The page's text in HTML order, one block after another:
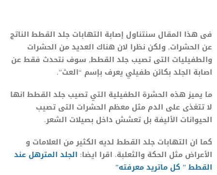
فى هذا المقال سنتناول إصابة التهابات جلد القطط الناتج
عن الحشرات, ولكن نظرا لان هناك العديد من الحشرات
والطفيليات التى تصيب جلد القطط, سوف نتحدث فقط عن
اصابة الجلد بكائن طفيلي يعرف بإسم “العث”.
ما يميز هذه الحشرة الطفيلية التي تصيب جلد القطط انها
لا تتغذى على الدم مثل معظم الحشرات التى تصيب
الحيوانات الأليفة بل تعشش داخل بصيلات الشعر.
كما ان التهابات جلد القطط لديه الكثير من العلامات و
الأعراض مثل الحكة والثعلبة. اقرا ايضا: الجلد المترهل عند
القطط ” كل ماتريد معرفته”